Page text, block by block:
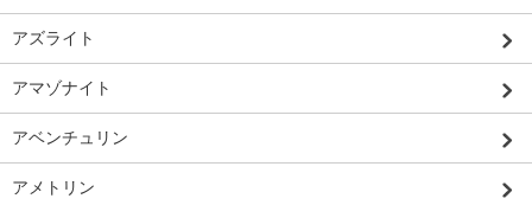
アズライト
アマゾナイト
アベンチュリン
アメトリン